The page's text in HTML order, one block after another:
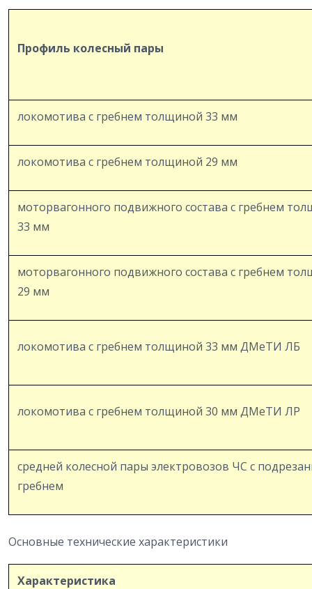
Профиль колесный пары
локомотива с гребнем толщиной 33 мм
локомотива с гребнем толщиной 29 мм
моторвагонного подвижного состава с гребнем
33 мм
моторвагонного подвижного состава с гребнем
29 мм
локомотива с гребнем толщиной 33 мм ДМеТИ ЛБ
локомотива с гребнем толщиной 30 мм ДМеТИ ЛР
средней колесной пары электровозов ЧС с
гребнем
Основные технические характеристики
Характеристика